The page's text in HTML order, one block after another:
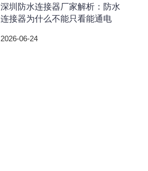
深圳防水连接器厂家解析：防水
连接器为什么不能只看能通电
2026-06-24